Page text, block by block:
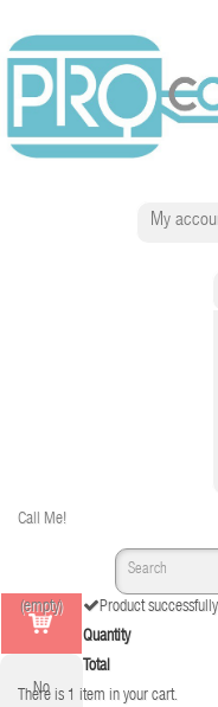
My
Call Me!
(empty)
No
Product
Quantity
Total
There is 1 item in your cart.